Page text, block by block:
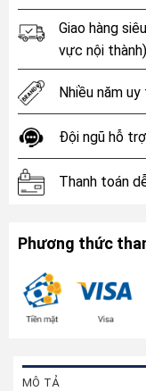
Giao hàng
vực nội thành)
Nhiều năm
Đội ngũ hỗ
Thanh toán
Phương thức
MÔ TẢ